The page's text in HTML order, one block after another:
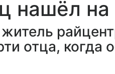
нашёл на
отца, когда